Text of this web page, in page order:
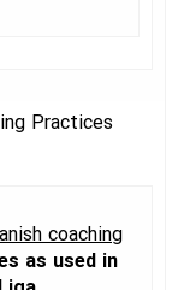
Practices
coaching
as used in